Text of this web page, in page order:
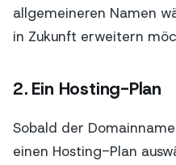
allgemeineren Namen
in Zukunft erweitern
2. Ein Hosting-Plan
Sobald der
einen Hosting-Plan